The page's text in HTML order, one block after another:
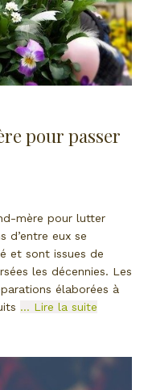
pour passer
mère pour lutter
d’entre eux se
et sont issues de
les décennies. Les
élaborées à
… Lire la suite